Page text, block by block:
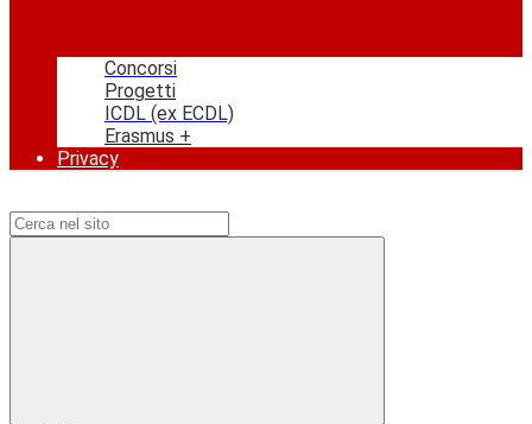
Concorsi
Progetti
ICDL (ex ECDL)
Erasmus +
Privacy